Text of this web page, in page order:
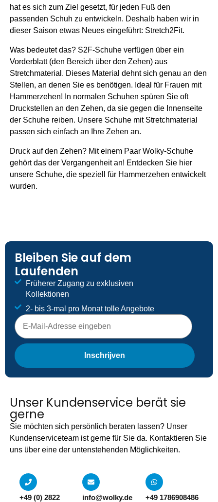
hat es sich zum Ziel gesetzt, für jeden Fuß den
passenden Schuh zu entwickeln. Deshalb haben wir in
dieser Saison etwas Neues eingeführt: Stretch2Fit.
Was bedeutet das? S2F-Schuhe verfügen über ein
Vorderblatt (den Bereich über den Zehen) aus
Stretchmaterial. Dieses Material dehnt sich genau an den
Stellen, an denen Sie es benötigen. Ideal für Frauen mit
Hammerzehen! In normalen Schuhen spüren Sie oft
Druckstellen an den Zehen, da sie gegen die Innenseite
der Schuhe reiben. Unsere Schuhe mit Stretchmaterial
passen sich einfach an Ihre Zehen an.
Druck auf den Zehen? Mit einem Paar Wolky-Schuhe
gehört das der Vergangenheit an! Entdecken Sie hier
unsere Schuhe, die speziell für Hammerzehen entwickelt
wurden.
Bleiben Sie auf dem
Laufenden
Früherer Zugang zu exklusiven
Kollektionen
2- bis 3-mal pro Monat tolle Angebote
E-mailadres
Inschrijven
Unser Kundenservice berät sie
gerne
Sie möchten sich persönlich beraten lassen? Unser
Kundenserviceteam ist gerne für Sie da. Kontaktieren Sie
uns über eine der untenstehenden Möglichkeiten.
+49 (0) 2822
info@wolky.de +49 1786908486